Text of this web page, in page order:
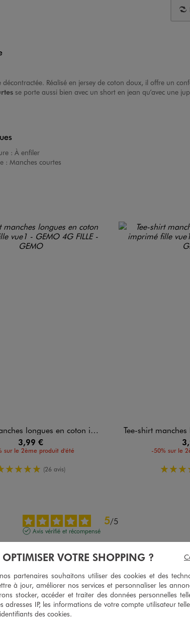
Réalisé en jersey de coton doux, il offre un
se porte aussi bien avec un short en jean qu’avec une
: À enfiler
: Manches courtes
longues en coton imprimé fille
3,99 €
sur le 2ème produit d'été
5/5 de moyenne
(26 avis)
Tee-shirt manches
-50% sur le
5/
5/5
Avis vérifié et récompensé
Avis du30/07/2026 , suite à une expérience du 17/07/2026
Utile(0) Signaler
5
OPTIMISER VOTRE SHOPPING ?
partenaires souhaitons utiliser des cookies et des
à jour, améliorer nos services et personnaliser les
stocker, accéder et traiter des données personnelles
adresses IP, les informations de votre compte utilisateur
des cookies.